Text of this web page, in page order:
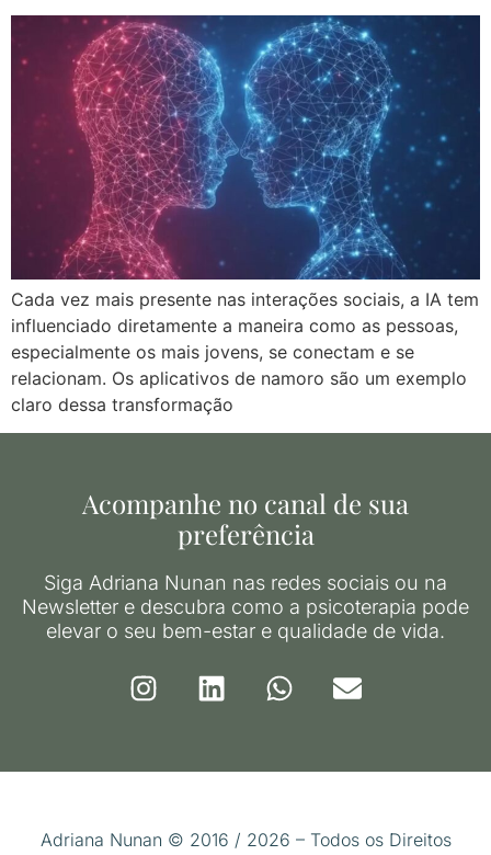
Cada vez mais presente nas interações sociais, a IA tem
influenciado diretamente a maneira como as pessoas,
especialmente os mais jovens, se conectam e se
relacionam. Os aplicativos de namoro são um exemplo
claro dessa transformação
Acompanhe no canal de sua
preferência
Siga Adriana Nunan nas redes sociais ou na
Newsletter e descubra como a psicoterapia pode
elevar o seu bem-estar e qualidade de vida.
Adriana Nunan © 2016 / 2026 – Todos os Direitos